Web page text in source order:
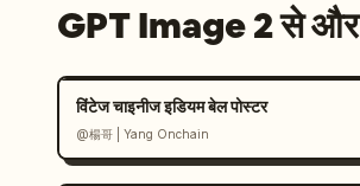
GPT Image 2 से और
विंटेज चाइनीज इडियम बेल पोस्टर
@楊哥 | Yang Onchain